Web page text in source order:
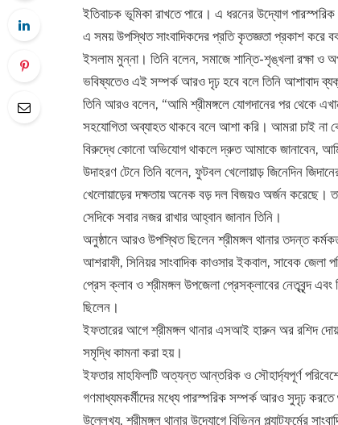
ইতিবাচক ভূমিকা রাখতে পারে। এ ধরনের উদ্যোগ
এ সময় উপস্থিত সাংবাদিকদের প্রতি কৃতজ্ঞতা প্রকাশ করে
ইসলাম মুন্না। তিনি বলেন, সমাজে শান্তি-শৃঙ্খলা রক্ষা ও
ভবিষ্যতেও এই সম্পর্ক আরও দৃঢ় হবে বলে তিনি আশাবাদ
তিনি আরও বলেন, “আমি শ্রীমঙ্গলে যোগদানের পর থেকে
সহযোগিতা অব্যাহত থাকবে বলে আশা করি। আমরা চাই
বিরুদ্ধে কোনো অভিযোগ থাকলে দ্রুত আমাকে জানাবেন,
উদাহরণ টেনে তিনি বলেন, ফুটবল খেলোয়াড় জিনেদিন
খেলোয়াড়ের দক্ষতায় অনেক বড় দল বিজয়ও অর্জন করেছে।
সেদিকে সবার নজর রাখার আহ্বান জানান তিনি।
অনুষ্ঠানে আরও উপস্থিত ছিলেন শ্রীমঙ্গল থানার তদন্ত
আশরাফী, সিনিয়র সাংবাদিক কাওসার ইকবাল, সাবেক
প্রেস ক্লাব ও শ্রীমঙ্গল উপজেলা প্রেসক্লাবের নেতৃবৃন্দ এবং
ছিলেন।
ইফতারের আগে শ্রীমঙ্গল থানার এসআই হারুন অর রশিদ
সমৃদ্ধি কামনা করা হয়।
ইফতার মাহফিলটি অত্যন্ত আন্তরিক ও সৌহার্দ্যপূর্ণ
গণমাধ্যমকর্মীদের মধ্যে পারস্পরিক সম্পর্ক আরও সুদৃঢ় করতে
উল্লেখ্য, শ্রীমঙ্গল থানার উদ্যোগে বিভিন্ন প্ল্যাটফর্মের